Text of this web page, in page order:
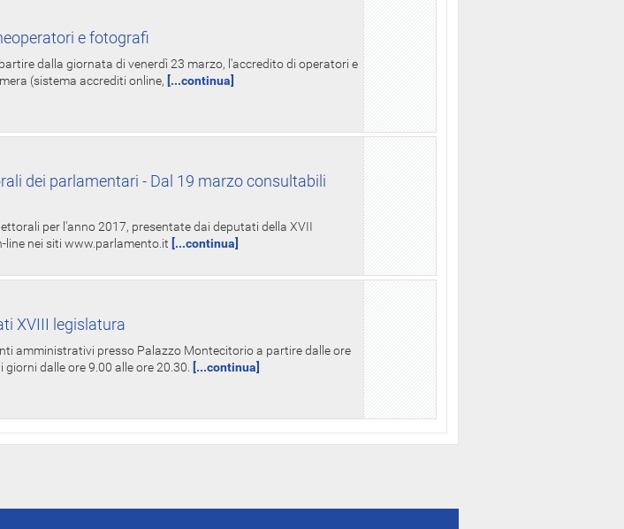
e fotografi
dalla giornata di venerdì 23 marzo, l'accredito di operatori e
(sistema accrediti online, [...continua]
dei parlamentari - Dal 19 marzo consultabili
per l'anno 2017, presentate dai deputati della XVII
line nei siti www.parlamento.it [...continua]
XVIII legislatura
amministrativi presso Palazzo Montecitorio a partire dalle ore
dalle ore 9.00 alle ore 20.30.
[...continua]